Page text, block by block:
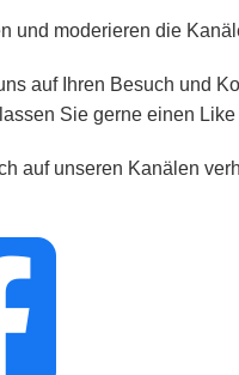
und moderieren die
auf Ihren Besuch und
Sie gerne einen
auf unseren Kanälen